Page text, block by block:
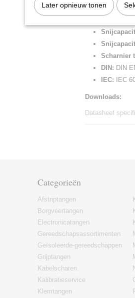
Scharnier
DIN: DIN
IEC:
IEC
Downloads:
Datasheet
Categorieën
Afstriptangen
Borgveertangen
Electronicatangen
Gereedschapsassortimenten
Geïsoleerde-gereedschappen
Grijptangen
Kabelscharen
Kalibratieservice
Klemtangen
Later opnieuw tonen